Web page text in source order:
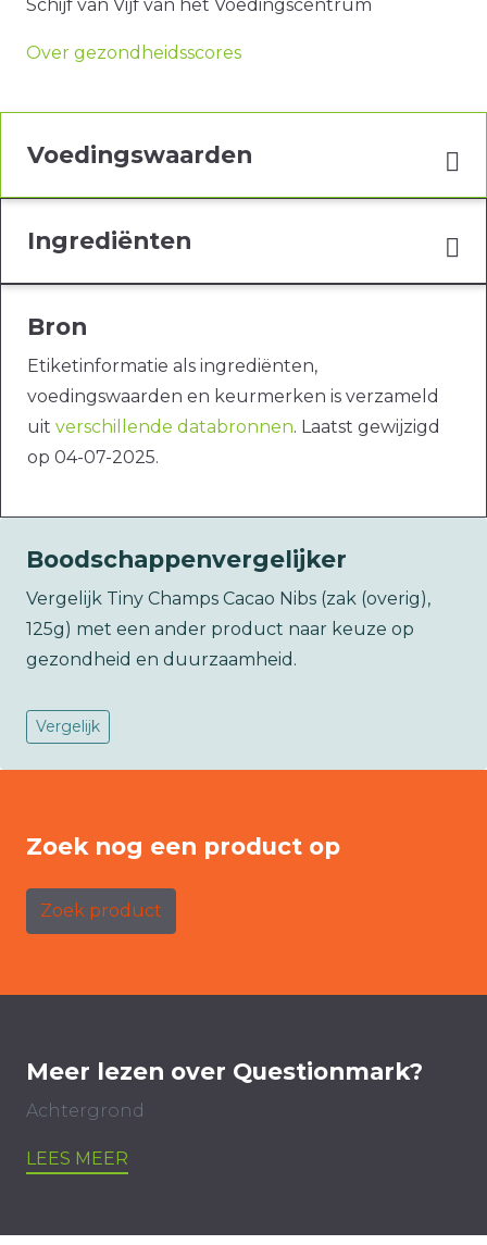
Schijf van Vijf van het Voedingscentrum
Over gezondheidsscores
Voedingswaarden
Ingrediënten
Bron
Etiketinformatie als ingrediënten,
voedingswaarden en keurmerken is verzameld
uit verschillende databronnen. Laatst gewijzigd
op 04-07-2025.
Boodschappenvergelijker
Vergelijk Tiny Champs Cacao Nibs (zak (overig),
125g) met een ander product naar keuze op
gezondheid en duurzaamheid.
Vergelijk
Zoek nog een product op
Zoek product
Meer lezen over Questionmark?
Achtergrond
LEES MEER